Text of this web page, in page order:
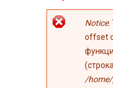
Notice:
offset
(строка
/